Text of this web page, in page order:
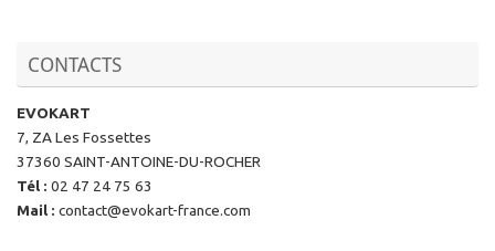
CONTACTS
EVOKART
7, ZA Les Fossettes
37360 SAINT-ANTOINE-DU-ROCHER
Tél : 02 47 24 75 63
Mail : contact@evokart-france.com